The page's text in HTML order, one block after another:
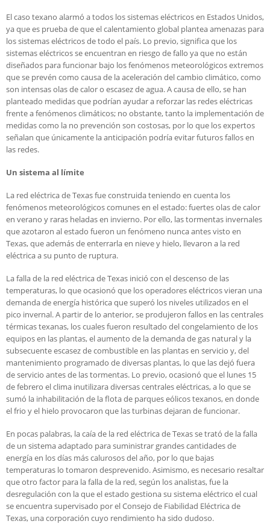
El caso texano alarmó a todos los sistemas eléctricos en Estados Unidos,
ya que es prueba de que el calentamiento global plantea amenazas para
los sistemas eléctricos de todo el país. Lo previo, significa que los
sistemas eléctricos se encuentran en riesgo de fallo ya que no están
diseñados para funcionar bajo los fenómenos meteorológicos extremos
que se prevén como causa de la aceleración del cambio climático, como
son intensas olas de calor o escasez de agua. A causa de ello, se han
planteado medidas que podrían ayudar a reforzar las redes eléctricas
frente a fenómenos climáticos; no obstante, tanto la implementación de
medidas como la no prevención son costosas, por lo que los expertos
señalan que únicamente la anticipación podría evitar futuros fallos en
las redes.
Un sistema al límite
La red eléctrica de Texas fue construida teniendo en cuenta los
fenómenos meteorológicos comunes en el estado: fuertes olas de calor
en verano y raras heladas en invierno. Por ello, las tormentas invernales
que azotaron al estado fueron un fenómeno nunca antes visto en
Texas, que además de enterrarla en nieve y hielo, llevaron a la red
eléctrica a su punto de ruptura.
La falla de la red eléctrica de Texas inició con el descenso de las
temperaturas, lo que ocasionó que los operadores eléctricos vieran una
demanda de energía histórica que superó los niveles utilizados en el
pico invernal. A partir de lo anterior, se produjeron fallos en las centrales
térmicas texanas, los cuales fueron resultado del congelamiento de los
equipos en las plantas, el aumento de la demanda de gas natural y la
subsecuente escasez de combustible en las plantas en servicio y, del
mantenimiento programado de diversas plantas, lo que las dejó fuera
de servicio antes de las tormentas. Lo previo, ocasionó que el lunes 15
de febrero el clima inutilizara diversas centrales eléctricas, a lo que se
sumó la inhabilitación de la flota de parques eólicos texanos, en donde
el frio y el hielo provocaron que las turbinas dejaran de funcionar.
En pocas palabras, la caía de la red eléctrica de Texas se trató de la falla
de un sistema adaptado para suministrar grandes cantidades de
energía en los días más calurosos del año, por lo que bajas
temperaturas lo tomaron desprevenido. Asimismo, es necesario resaltar
que otro factor para la falla de la red, según los analistas, fue la
desregulación con la que el estado gestiona su sistema eléctrico el cual
se encuentra supervisado por el Consejo de Fiabilidad Eléctrica de
Texas, una corporación cuyo rendimiento ha sido dudoso.